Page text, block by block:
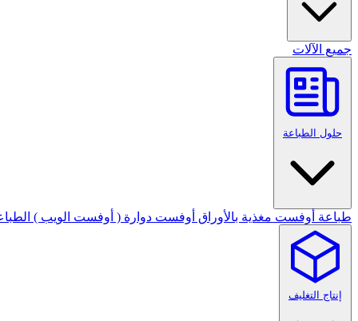
جميع الآلات
حلول الطباعة
طباعة أوفست مغذية بالأوراق أوفست دوارة ( أوفست الويب )
إنتاج التغليف